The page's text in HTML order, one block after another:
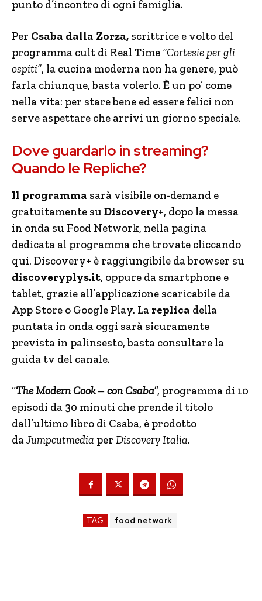
punto d’incontro di ogni famiglia.
Per Csaba dalla Zorza, scrittrice e volto del
programma cult di Real Time “Cortesie per gli
ospiti”, la cucina moderna non ha genere, può
farla chiunque, basta volerlo. È un po’ come
nella vita: per stare bene ed essere felici non
serve aspettare che arrivi un giorno speciale.
Dove guardarlo in streaming?
Quando le Repliche?
Il programma sarà visibile on-demand e
gratuitamente su Discovery+, dopo la messa
in onda su Food Network, nella pagina
dedicata al programma che trovate cliccando
qui. Discovery+ è raggiungibile da browser su
discoveryplys.it, oppure da smartphone e
tablet, grazie all’applicazione scaricabile da
App Store o Google Play. La replica della
puntata in onda oggi sarà sicuramente
prevista in palinsesto, basta consultare la
guida tv del canale.
“The Modern Cook – con Csaba”, programma di 10
episodi da 30 minuti che prende il titolo
dall’ultimo libro di Csaba, è prodotto
daJumpcutmedia per Discovery Italia.
TAG food network